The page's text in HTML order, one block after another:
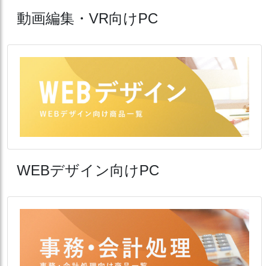
動画編集・VR向けPC
WEBデザイン向けPC